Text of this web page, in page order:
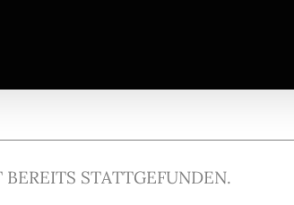
STATTGEFUNDEN.